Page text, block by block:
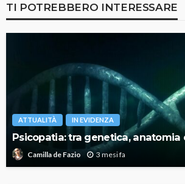
TI POTREBBERO INTERESSARE
ATTUALITÀ IN EVIDENZA
Psicopatia: tra genetica, anatomia
Camilla de Fazio 3 mesi fa